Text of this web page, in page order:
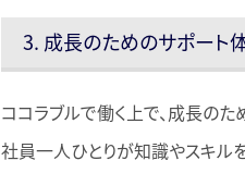
3. 成長のためのサポート
ココラブルで働く上で、成長の
社員一人ひとりが知識やスキル